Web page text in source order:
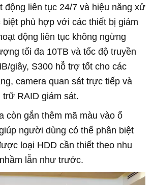
động liên tục 24/7 và hiệu năng xử
biệt phù hợp với các thiết bị giám
động liên tục không ngừng
tối đa 10TB và tốc độ truyền
giây, S300 hỗ trợ tốt cho các
camera quan sát trực tiếp và
RAID giám sát.
còn gắn thêm mã màu vào ổ
người dùng có thể phân biệt
loại HDD cần thiết theo nhu
lẫn như trước.